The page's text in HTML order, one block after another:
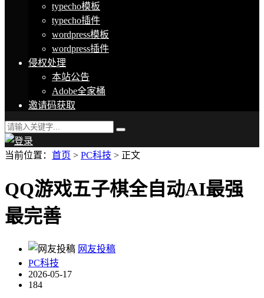
typecho模板
typecho插件
wordpress模板
wordpress插件
侵权处理
本站公告
Adobe全家桶
邀请码获取
当前位置： 首页 > PC科技 > 正文
QQ游戏五子棋全自动AI最强
最完善
网友投稿
PC科技
2026-05-17
184